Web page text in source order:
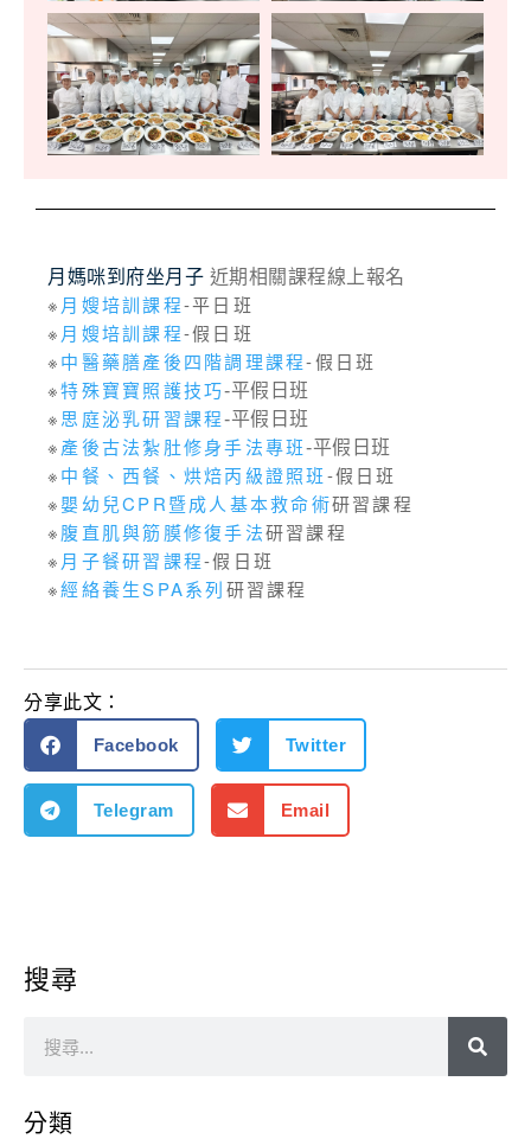
月媽咪到府坐月子 近期相關課程線上報名
※ 月嫂培訓課程-平日班
※ 月嫂培訓課程-假日班
※中醫藥膳產後四階調理課程-假日班
※特殊寶寶照護技巧-平假日班
※思庭泌乳研習課程-平假日班
※產後古法紮肚修身手法專班-平假日班
※中餐、西餐、烘焙丙級證照班-假日班
※嬰幼兒CPR暨成人基本救命術研習課程
※腹直肌與筋膜修復手法研習課程
※ 月子餐研習課程-假日班
※經絡養生SPA系列研習課程
分享此文：
Facebook Twitter
Telegram Email
搜尋
分類